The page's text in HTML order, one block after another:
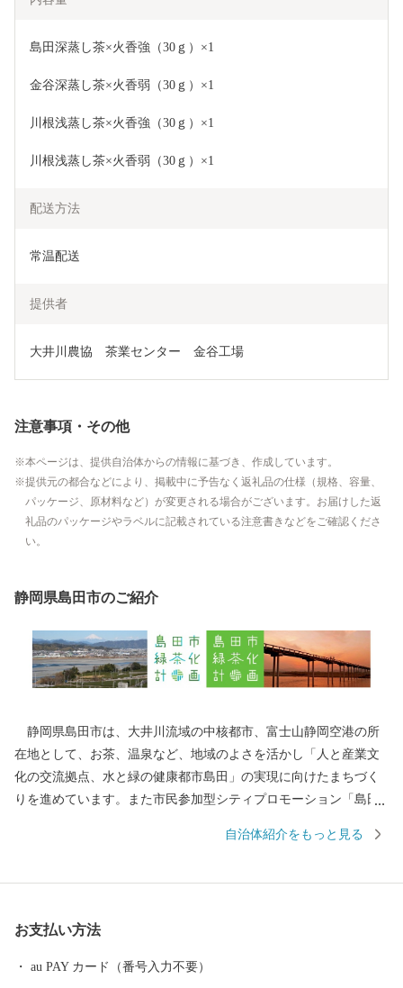
島田深蒸し茶×火香強（30ｇ）×1
金谷深蒸し茶×火香弱（30ｇ）×1
川根浅蒸し茶×火香強（30ｇ）×1
川根浅蒸し茶×火香弱（30ｇ）×1
配送方法
常温配送
提供者
大井川農協　茶業センター　金谷工場
注意事項・その他
本ページは、提供自治体からの情報に基づき、作成しています。
提供元の都合などにより、掲載中に予告なく返礼品の仕様（規格、容量、
パッケージ、原材料など）が変更される場合がございます。お届けした返
礼品のパッケージやラベルに記載されている注意書きなどをご確認くださ
い。
静岡県島田市のご紹介
静岡県島田市は、大井川流域の中核都市、富士山静岡空港の所
在地として、お茶、温泉など、地域のよさを活かし「人と産業文
化の交流拠点、水と緑の健康都市島田」の実現に向けたまちづく
りを進めています。また市民参加型シティプロモーション「島田
街（Ci-TEA）です！ 島田市では地域経済活性化のために、ふる
自治体紹介をもっと見る
お支払い方法
au PAY カード（番号入力不要）